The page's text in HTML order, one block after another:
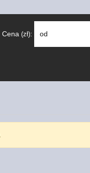
Cena (zł): od